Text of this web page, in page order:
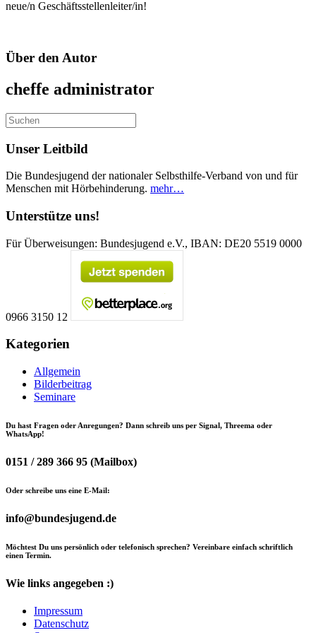
neue/n Geschäftsstellenleiter/in!
Über den Autor
cheffe administrator
Unser Leitbild
Die Bundesjugend der nationaler Selbsthilfe-Verband von und für
Menschen mit Hörbehinderung. mehr…
Unterstütze uns!
Für Überweisungen: Bundesjugend e.V., IBAN: DE20 5519 0000
0966 3150 12
Kategorien
Allgemein
Bilderbeitrag
Seminare
Du hast Fragen oder Anregungen? Dann schreib uns per Signal, Threema oder
WhatsApp!
0151 / 289 366 95 (Mailbox)
Oder schreibe uns eine E-Mail:
info@bundesjugend.de
Möchtest Du uns persönlich oder telefonisch sprechen? Vereinbare einfach schriftlich
einen Termin.
Wie links angegeben :)
Impressum
Datenschutz